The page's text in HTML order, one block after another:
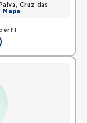
Cruz das
Mapa